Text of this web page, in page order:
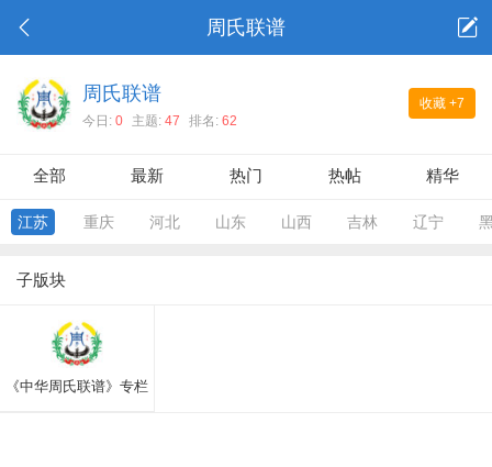
周氏联谱
收藏 +7
周氏联谱
今日: 0 主题: 47 排名: 62
全部 最新 热门 热帖 精华
江苏 重庆 河北 山东 山西 吉林 辽宁
子版块
《中华周氏联谱》专栏